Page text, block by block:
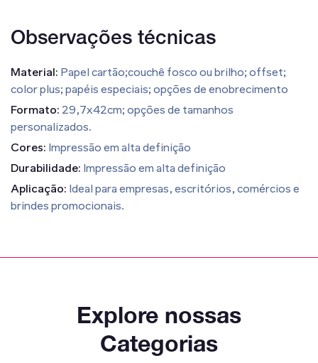
Observações técnicas
Material: Papel cartão;couchê fosco ou brilho; offset;
color plus; papéis especiais; opções de enobrecimento
Formato: 29,7x42cm; opções de tamanhos
personalizados.
Cores: Impressão em alta definição
Durabilidade: Impressão em alta definição
Aplicação: Ideal para empresas, escritórios, comércios e
brindes promocionais.
Explore nossas
Categorias